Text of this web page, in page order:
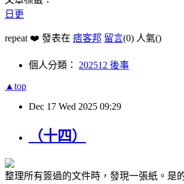
日更
repeat ❤️ 發表在 痞客邦 留言(0) 人氣()
個人分類： 202512 後事
▲top
Dec 17 Wed 2025 09:29
（十四）
整理所有簽過的文件時，發現一張紙。是